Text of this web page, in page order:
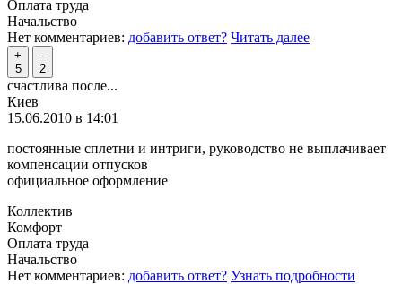
Оплата труда
Начальство
Нет комментариев: добавить ответ? Читать далее
+
5
-
2
счастлива после...
Киев
15.06.2010 в 14:01
постоянные сплетни и интриги, руководство не выплачивает
компенсации отпусков
официальное оформление
Коллектив
Комфорт
Оплата труда
Начальство
Нет комментариев: добавить ответ? Узнать подробности